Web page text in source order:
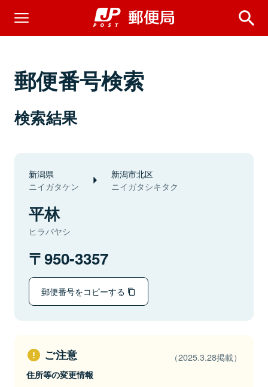
郵便番号検索
検索結果
新潟県
ニイガタケン
新潟市北区
ニイガタシキタク
平林
ヒラバヤシ
950-3357
郵便番号をコピーする
ご注意 （2025.3.28掲載）
住所等の変更情報